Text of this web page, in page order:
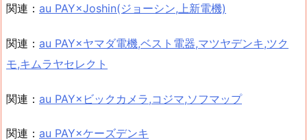
関連： au PAY×Joshin(ジョーシン,上新電機)
関連： au PAY×ヤマダ電機,ベスト電器,マツヤデンキ,ツク
モ,キムラヤセレクト
関連： au PAY×ビックカメラ,コジマ,ソフマップ
関連： au PAY×ケーズデンキ